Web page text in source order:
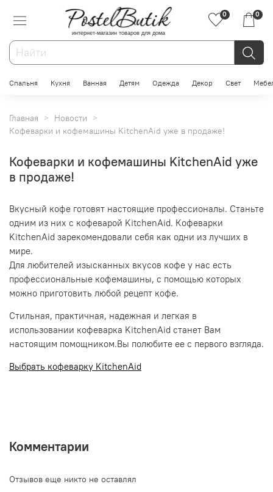
интернет-магазин товаров для дома
0 0
Спальня Кухня Ванная Детям Одежда Декор Свет
Главная
Новости
Кофеварки и кофемашины KitchenAid уже в продаже!
Кофеварки и кофемашины KitchenAid уже
в продаже!
Вкусный кофе готовят настоящие профессионалы. Станьте
одним из них с кофеварой KitchenAid. Кофеварки
KitchenAid зарекомендовали себя как одни из лучших в
мире.
Для любителей изысканных вкусов кофе у нас есть
профессиональные кофемашины, с помощью которых
можно приготовить любой рецепт кофе.
Стильная, практичная, надежная и легкая в
использовании кофеварка KitchenAid станет Вам
настоящим помощником.Вы полюбите ее с первого взгляда.
Выбрать кофеварку KitchenAid
Комментарии
Отзывов еще никто не оставлял